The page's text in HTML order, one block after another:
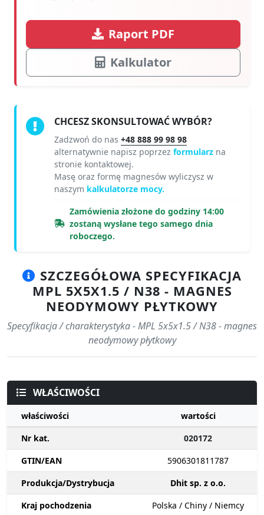
Raport PDF
Kalkulator
CHCESZ SKONSULTOWAĆ WYBÓR?
Zadzwoń do nas +48 888 99 98 98
alternatywnie napisz poprzez formularz na
stronie kontaktowej.
Masę oraz formę magnesów wyliczysz w
naszym kalkulatorze mocy.
Zamówienia złożone do godziny 14:00
zostaną wysłane tego samego dnia
roboczego.
SZCZEGÓŁOWA SPECYFIKACJA
MPL 5X5X1.5 / N38 - MAGNES
NEODYMOWY PŁYTKOWY
Specyfikacja / charakterystyka - MPL 5x5x1.5 / N38 - magnes
neodymowy płytkowy
WŁAŚCIWOŚCI
właściwości
wartości
Nr kat.
020172
GTIN/EAN
5906301811787
Produkcja/Dystrybucja
Dhit sp. z o.o.
Kraj pochodzenia
Polska / Chiny / Niemcy